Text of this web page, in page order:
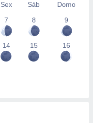
Sex Sáb
Domo
7 8 9
14 15 16